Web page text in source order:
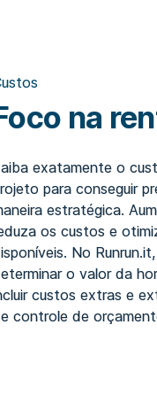
na
exatamente o
para conseguir
estratégica.
os custos e
No
o valor da
custos extras e
controle de